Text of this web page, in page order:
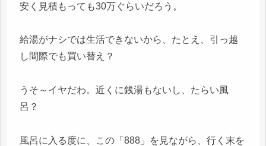
安く見積もっても30万ぐらいだろう。
給湯がナシでは生活できないから、たとえ、引っ越
し間際でも買い替え？
うそ～イヤだわ。近くに銭湯もないし、たらい風
呂？
風呂に入る度に、この「888」を見ながら、行く末を